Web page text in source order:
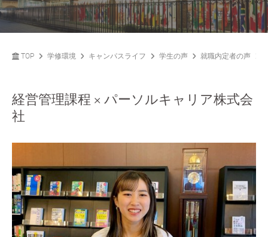
TOP 学修環境 キャンパスライフ 学生の声 就職内定者の声
経営管理課程 × パーソルキャリア株式会
社